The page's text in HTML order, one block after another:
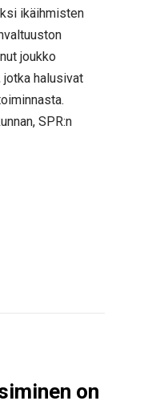
ikäihmisten
joukko
halusivat
SPR:n
on